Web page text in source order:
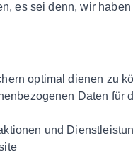
es sei denn, wir
optimal dienen zu
Daten für
und